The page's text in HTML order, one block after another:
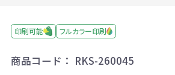
印刷可能 フルカラー印刷
商品コード： RKS-260045